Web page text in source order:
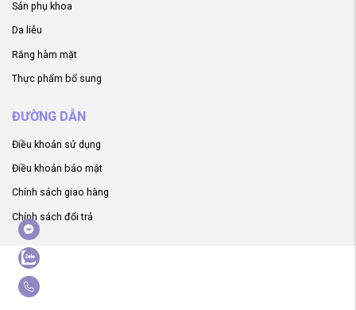
Sản phụ khoa
Da liễu
Răng hàm mặt
Thực phẩm bổ sung
ĐƯỜNG DẪN
Điều khoản sử dụng
Điều khoản bảo mật
Chính sách giao hàng
Chính sách đổi trả